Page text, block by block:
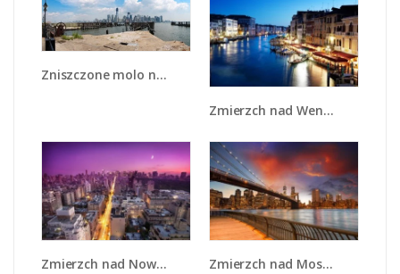
Zniszczone molo na tle miasta - AM661
Zmierzch nad Wenecją - AM389
Zmierzch nad Nowym Jorkiem - AM657 Zmierzch nad Mostem Brooklińskim - AM793